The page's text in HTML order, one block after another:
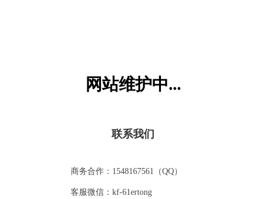
网站维护中...
联系我们
商务合作：1548167561（QQ）
客服微信：kf-61ertong